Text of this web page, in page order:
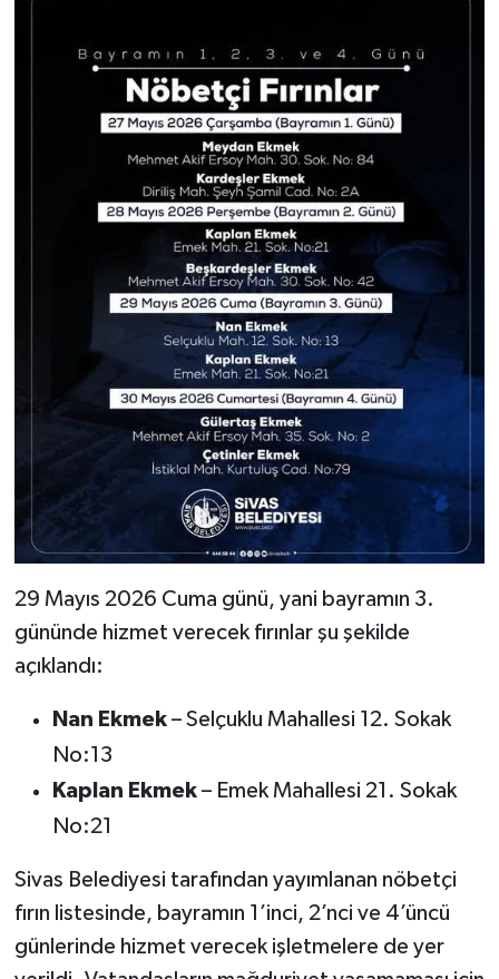
29 Mayıs 2026 Cuma günü, yani bayramın 3.
gününde hizmet verecek fırınlar şu şekilde
açıklandı:
Nan Ekmek– Selçuklu Mahallesi 12. Sokak
No:13
Kaplan Ekmek– Emek Mahallesi 21. Sokak
No:21
Sivas Belediyesi tarafından yayımlanan nöbetçi
fırın listesinde, bayramın 1’inci, 2’nci ve 4’üncü
günlerinde hizmet verecek işletmelere de yer